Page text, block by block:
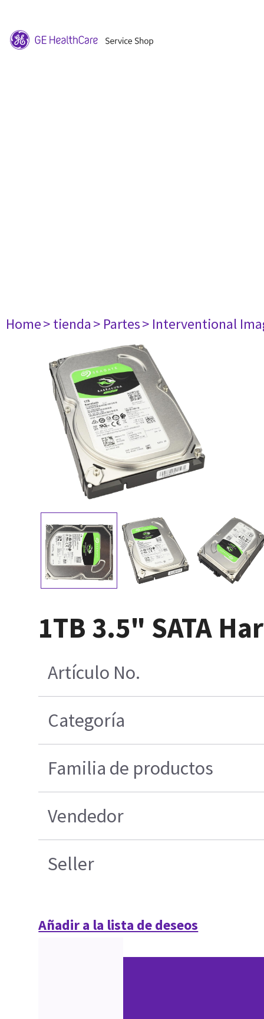
Home> tienda> Partes> Interventional
1TB 3.5" SATA
Artículo No.
Categoría
Familia de productos
Vendedor
Seller
Añadir a la lista de deseos